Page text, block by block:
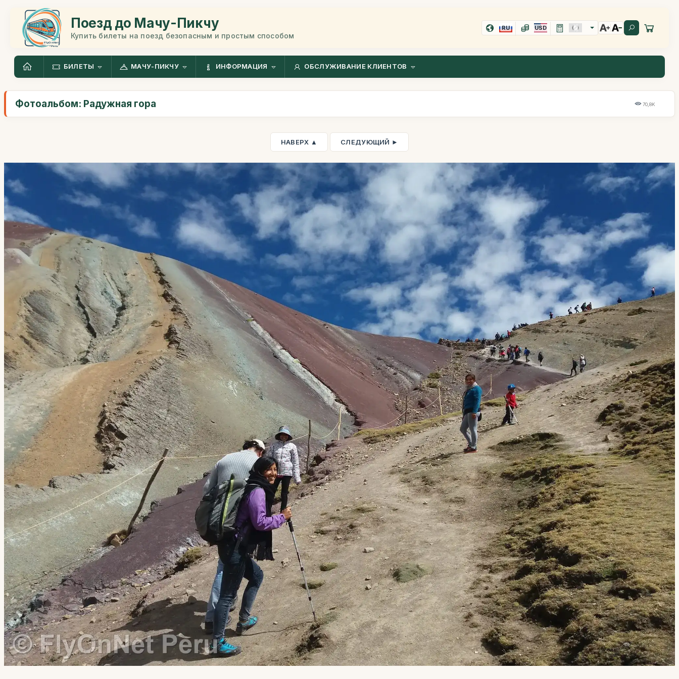
Поезд до Мачу-Пикчу
Купить билеты на поезд безопасным и простым способом
RU USD
БИЛЕТЫ МАЧУ-ПИКЧУ ИНФОРМАЦИЯ ОБСЛУЖИВАНИЕ КЛИЕНТОВ
Фотоальбом: Радужная гора 70,8K
НАВЕРХ ▲ СЛЕДУЮЩИЙ ►